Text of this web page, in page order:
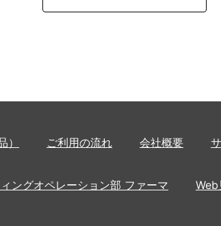
ご利用の流れ 会社概要
ングオペレーション部 ファーマ Web